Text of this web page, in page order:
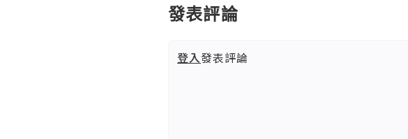
發表評論
登入發表評論